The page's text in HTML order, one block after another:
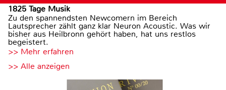
1825 Tage Musik
Zu den spannendsten Newcomern im Bereich
Lautsprecher zählt ganz klar Neuron Acoustic. Was wir
bisher aus Heilbronn gehört haben, hat uns restlos
begeistert.
>> Mehr erfahren
>> Alle anzeigen